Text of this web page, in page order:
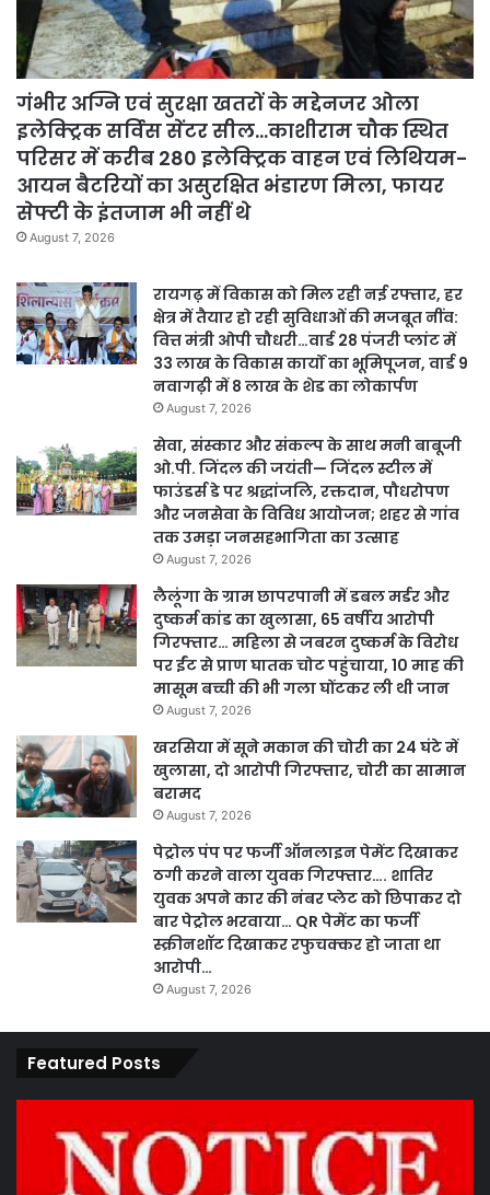
गंभीर अग्नि एवं सुरक्षा खतरों के मद्देनजर ओला
इलेक्ट्रिक सर्विस सेंटर सील…काशीराम चौक स्थित
परिसर में करीब 280 इलेक्ट्रिक वाहन एवं लिथियम-
आयन बैटरियों का असुरक्षित भंडारण मिला, फायर
सेफ्टी के इंतजाम भी नहीं थे
August 7, 2026
रायगढ़ में विकास को मिल रही नई रफ्तार, हर
क्षेत्र में तैयार हो रही सुविधाओं की मजबूत नींव:
वित्त मंत्री ओपी चौधरी…वार्ड 28 पंजरी प्लांट में
33 लाख के विकास कार्यों का भूमिपूजन, वार्ड 9
नवागढ़ी में 8 लाख के शेड का लोकार्पण
August 7, 2026
सेवा, संस्कार और संकल्प के साथ मनी बाबूजी
ओ.पी. जिंदल की जयंती— जिंदल स्टील में
फाउंडर्स डे पर श्रद्धांजलि, रक्तदान, पौधरोपण
और जनसेवा के विविध आयोजन; शहर से गांव
तक उमड़ा जनसहभागिता का उत्साह
August 7, 2026
लैलूंगा के ग्राम छापरपानी में डबल मर्डर और
दुष्कर्म कांड का खुलासा, 65 वर्षीय आरोपी
गिरफ्तार… महिला से जबरन दुष्कर्म के विरोध
पर ईंट से प्राण घातक चोट पहुंचाया, 10 माह की
मासूम बच्ची की भी गला घोंटकर ली थी जान
August 7, 2026
खरसिया में सूने मकान की चोरी का 24 घंटे में
खुलासा, दो आरोपी गिरफ्तार, चोरी का सामान
बरामद
August 7, 2026
पेट्रोल पंप पर फर्जी ऑनलाइन पेमेंट दिखाकर
ठगी करने वाला युवक गिरफ्तार…. शातिर
युवक अपने कार की नंबर प्लेट को छिपाकर दो
बार पेट्रोल भरवाया… QR पेमेंट का फर्जी
स्क्रीनशॉट दिखाकर रफुचक्कर हो जाता था
आरोपी…
August 7, 2026
Featured Posts